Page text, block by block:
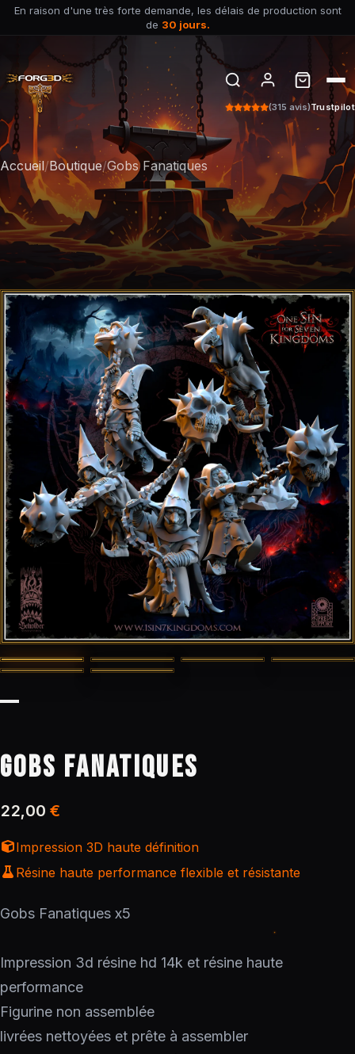
En raison d'une très forte demande, les délais de production sont
de 30 jours.
(315 avis)Trustpilot
Accueil/Boutique/Gobs Fanatiques
GOBS FANATIQUES
22,00 €
Impression 3D haute définition
Résine haute performance flexible et résistante
Gobs Fanatiques x5
Impression 3d résine hd 14k et résine haute
performance
Figurine non assemblée
livrées nettoyées et prête à assembler